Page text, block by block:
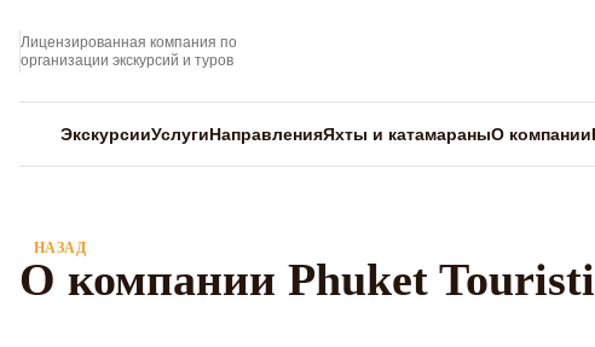
Лицензированная компания по
организации экскурсий и туров
ЭкскурсииУслугиНаправленияЯхты и катамараныО компании
НАЗАД
О компании Phuket